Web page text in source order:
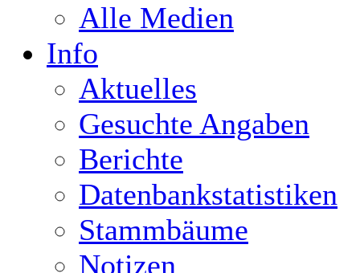
Alle Medien
Info
Aktuelles
Gesuchte Angaben
Berichte
Datenbankstatistiken
Stammbäume
Notizen